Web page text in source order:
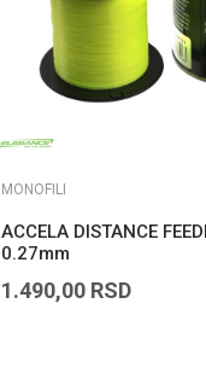
MONOFILI
ACCELA DISTANCE
0.27mm
1.490,00 RSD